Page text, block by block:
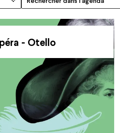
- Otello
Espace Presse Marchés publicsCo-